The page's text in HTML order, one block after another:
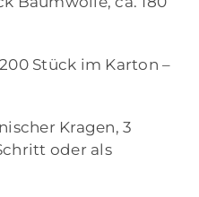
200 Stück im Karton –
Kragen, 3
oder als